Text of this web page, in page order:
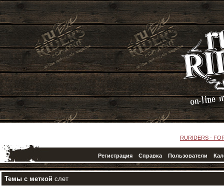
RURIDERS -
Регистрация Справка Пользователи
Темы с меткой слет